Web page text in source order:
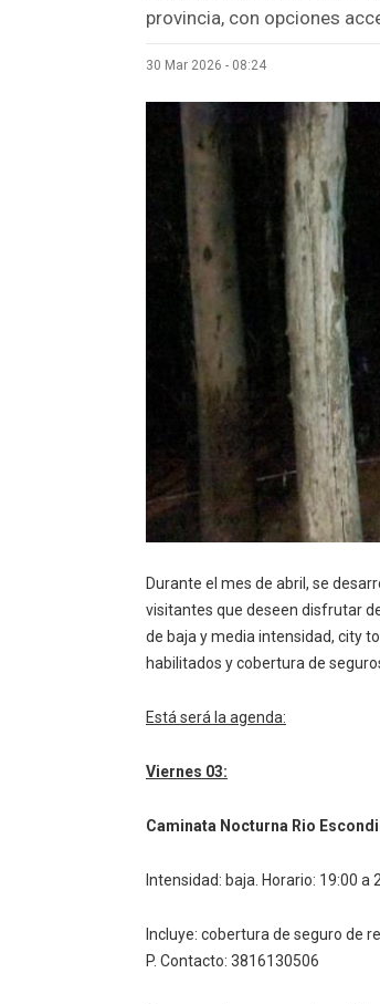
provincia, con opciones
30 Mar 2026 - 08:24
Durante el mes de abril, se
visitantes que deseen disfrutar
de baja y media intensidad, city
habilitados y cobertura de
Está será la agenda:
Viernes 03:
Caminata Nocturna Rio
Intensidad: baja. Horario: 19:00 a
Incluye: cobertura de seguro de
P. Contacto: 3816130506